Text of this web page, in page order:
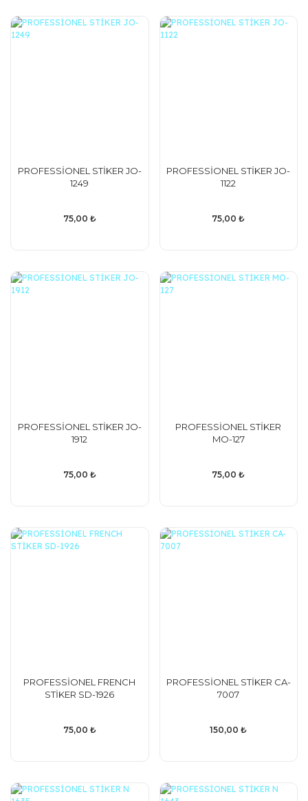
PROFESSİONEL STİKER JO-
1249
75,00 ₺
PROFESSİONEL STİKER JO-
1122
75,00 ₺
PROFESSİONEL STİKER JO-
1912
75,00 ₺
PROFESSİONEL STİKER
MO-127
75,00 ₺
PROFESSİONEL FRENCH
STİKER SD-1926
75,00 ₺
PROFESSİONEL STİKER CA-
7007
150,00 ₺